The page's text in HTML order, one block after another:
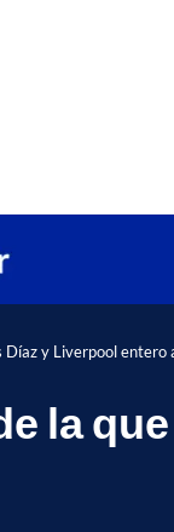
Díaz y Liverpool entero
la